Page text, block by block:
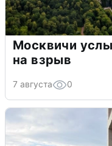
Москвичи
на взрыв
7 августа 0